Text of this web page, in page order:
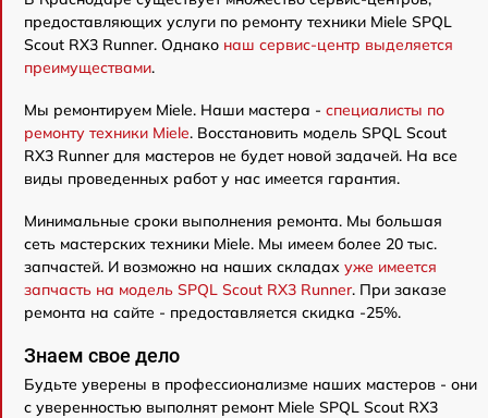
предоставляющих услуги по ремонту техники Miele SPQL
Scout RX3 Runner. Однако наш сервис-центр выделяется
преимуществами.
Мы ремонтируем Miele. Наши мастера - специалисты по
ремонту техники Miele. Восстановить модель SPQL Scout
RX3 Runner для мастеров не будет новой задачей. На все
виды проведенных работ у нас имеется гарантия.
Минимальные сроки выполнения ремонта. Мы большая
сеть мастерских техники Miele. Мы имеем более 20 тыс.
запчастей. И возможно на наших складах уже имеется
запчасть на модель SPQL Scout RX3 Runner. При заказе
ремонта на сайте - предоставляется скидка -25%.
Знаем свое дело
Будьте уверены в профессионализме наших мастеров - они
с уверенностью выполнят ремонт Miele SPQL Scout RX3